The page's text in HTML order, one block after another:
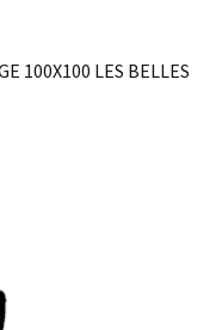
100X100 LES BELLES